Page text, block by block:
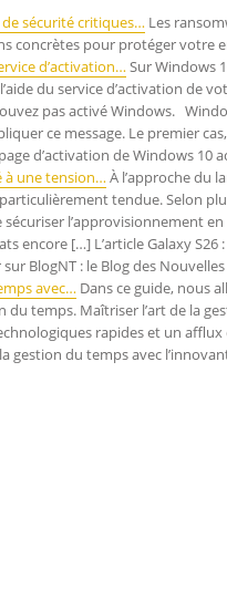
de sécurité critiques… Les
concrètes pour protéger votre
d’activation…Sur Windows
du service d’activation
pas activé Windows.
ce message. Le premier
d’activation de Windows 10
à une tension…À l’approche du
tendue. Selon
l’approvisionnement
encore […] L’article Galaxy
BlogNT : le Blog des
avec… Dans ce guide, nous
temps. Maîtriser l’art de la
rapides et un
gestion du temps avec